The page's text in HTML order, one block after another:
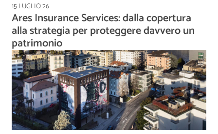
15 LUGLIO 26
Ares Insurance Services: dalla copertura
alla strategia per proteggere davvero un
patrimonio